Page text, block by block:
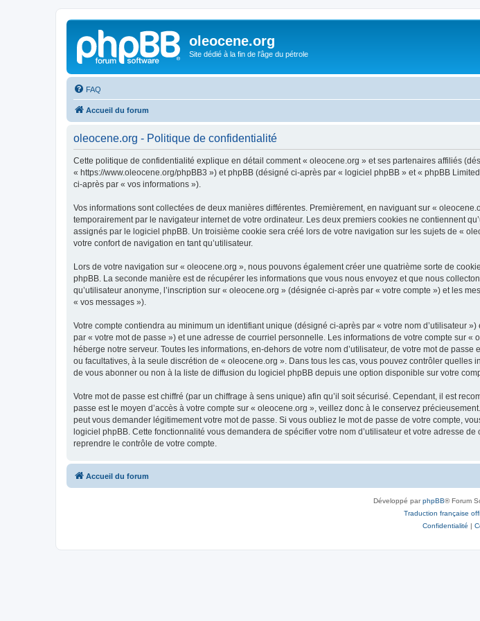
oleocene.org
Site dédié à la fin de l'âge du pétrole
FAQ
Accueil du forum
oleocene.org - Politique de confidentialité
Cette politique de confidentialité explique en détail comment « oleocene.org » et ses partenaires affiliés
« https://www.oleocene.org/phpBB3 ») et phpBB (désigné ci-après par « logiciel phpBB » et « phpBB
ci-après par « vos informations »).
Vos informations sont collectées de deux manières différentes. Premièrement, en naviguant sur «
temporairement par le navigateur internet de votre ordinateur. Les deux premiers cookies ne contiennent
assignés par le logiciel phpBB. Un troisième cookie sera créé lors de votre navigation sur les sujets de «
votre confort de navigation en tant qu’utilisateur.
Lors de votre navigation sur « oleocene.org », nous pouvons également créer une quatrième sorte de
phpBB. La seconde manière est de récupérer les informations que vous nous envoyez et que nous
qu’utilisateur anonyme, l’inscription sur « oleocene.org » (désignée ci-après par « votre compte ») et les
« vos messages »).
Votre compte contiendra au minimum un identifiant unique (désigné ci-après par « votre nom d’utilisateur
par « votre mot de passe ») et une adresse de courriel personnelle. Les informations de votre compte sur
héberge notre serveur. Toutes les informations, en-dehors de votre nom d’utilisateur, de votre mot de
ou facultatives, à la seule discrétion de « oleocene.org ». Dans tous les cas, vous pouvez contrôler
de vous abonner ou non à la liste de diffusion du logiciel phpBB depuis une option disponible sur votre
Votre mot de passe est chiffré (par un chiffrage à sens unique) afin qu’il soit sécurisé. Cependant, il est
passe est le moyen d’accès à votre compte sur « oleocene.org », veillez donc à le conservez
peut vous demander légitimement votre mot de passe. Si vous oubliez le mot de passe de votre compte,
logiciel phpBB. Cette fonctionnalité vous demandera de spécifier votre nom d’utilisateur et votre adresse
reprendre le contrôle de votre compte.
Accueil du forum
Développé parphpBB® Forum
Traduction française
Confidentialité |